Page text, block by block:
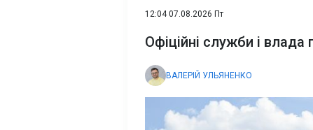
12:04 07.08.2026 Пт
Офіційні служби і
ВАЛЕРІЙ УЛЬЯНЕНКО